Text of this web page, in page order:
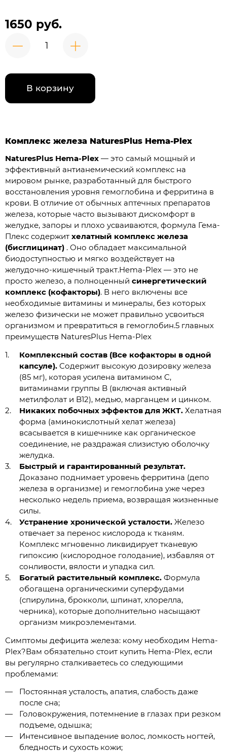
1650 руб.
В корзину
Комплекс железа NaturesPlus Hema-Plex
NaturesPlus Hema-Plex — это самый мощный и
эффективный антианемический комплекс на
мировом рынке, разработанный для быстрого
восстановления уровня гемоглобина и ферритина в
крови. В отличие от обычных аптечных препаратов
железа, которые часто вызывают дискомфорт в
желудке, запоры и плохо усваиваются, формула Гема-
Плекс содержит хелатный комплекс железа
(бисглицинат) . Оно обладает максимальной
биодоступностью и мягко воздействует на
желудочно-кишечный тракт.Hema-Plex — это не
просто железо, а полноценный синергетический
комплекс (кофакторы). В него включены все
необходимые витамины и минералы, без которых
железо физически не может правильно усвоиться
организмом и превратиться в гемоглобин.5 главных
преимуществ NaturesPlus Hema-Plex
Комплексный состав (Все кофакторы в одной
капсуле).Содержит высокую дозировку железа
(85 мг), которая усилена витамином C,
витаминами группы B (включая активный
метилфолат и B12), медью, марганцем и цинком.
Никаких побочных эффектов для ЖКТ.Хелатная
форма (аминокислотный хелат железа)
всасывается в кишечнике как органическое
соединение, не раздражая слизистую оболочку
желудка.
Быстрый и гарантированный результат.
Доказано поднимает уровень ферритина (депо
железа в организме) и гемоглобина уже через
несколько недель приема, возвращая жизненные
силы.
Устранение хронической усталости.Железо
отвечает за перенос кислорода к тканям.
Комплекс мгновенно ликвидирует тканевую
гипоксию (кислородное голодание), избавляя от
сонливости, вялости и упадка сил.
Богатый растительный комплекс.Формула
обогащена органическими суперфудами
(спирулина, брокколи, шпинат, хлорелла,
черника), которые дополнительно насыщают
организм микроэлементами.
Симптомы дефицита железа: кому необходим Hema-
Plex?Вам обязательно стоит купить Hema-Plex, если
вы регулярно сталкиваетесь со следующими
проблемами:
Постоянная усталость, апатия, слабость даже
после сна;
Головокружения, потемнение в глазах при резком
подъеме, одышка;
Интенсивное выпадение волос, ломкость ногтей,
бледность и сухость кожи;